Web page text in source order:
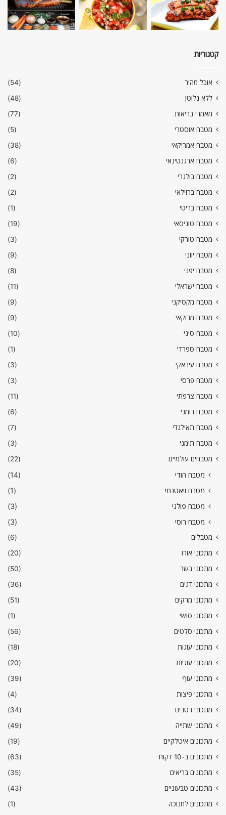
קטגוריות
אוכל מהיר
(54)
ללא גלוטן
(48)
מאמרי בריאות
(77)
מטבח אוסטרי
(5)
מטבח אמריקאי
(38)
מטבח ארגנטינאי
(6)
מטבח בולגרי
(2)
מטבח ברזילאי
(2)
מטבח בריטי
(1)
מטבח טוניסאי
(19)
מטבח טורקי
(3)
מטבח יווני
(9)
מטבח יפני
(8)
מטבח ישראלי
(11)
מטבח מקסיקני
(9)
מטבח מרוקאי
(9)
מטבח סיני
(10)
מטבח ספרדי
(1)
מטבח עיראקי
(3)
מטבח פרסי
(3)
מטבח צרפתי
(11)
מטבח רומני
(6)
מטבח תאילנדי
(7)
מטבח תימני
(3)
מטבחים עולמיים
(22)
מטבח הודי
(14)
מטבח ויאטנמי
(1)
מטבח פולני
(3)
מטבח רוסי
(3)
מטבלים
(6)
מתכוני אורז
(20)
מתכוני בשר
(50)
מתכוני דגים
(36)
מתכוני מרקים
(51)
מתכוני סושי
(1)
מתכוני סלטים
(56)
מתכוני עוגות
(18)
מתכוני עוגיות
(20)
מתכוני עוף
(39)
מתכוני פיצות
(4)
מתכוני רטבים
(34)
מתכוני שתייה
(49)
מתכונים איטלקיים
(19)
מתכונים ב-10 דקות
(63)
מתכונים בריאים
(35)
מתכונים טבעוניים
(43)
מתכונים לחנוכה
(1)